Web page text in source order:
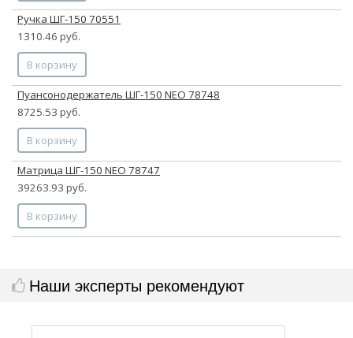
Ручка ШГ-150 70551
1310.46 руб.
В корзину
Пуансонодержатель ШГ-150 NEO 78748
8725.53 руб.
В корзину
Матрица ШГ-150 NEO 78747
39263.93 руб.
В корзину
Наши эксперты рекомендуют